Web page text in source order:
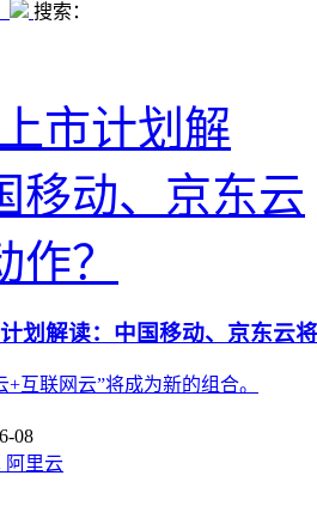
搜索：
划解读：中国移动、京东云
+互联网云”将成为新的组合。
08
阿里云